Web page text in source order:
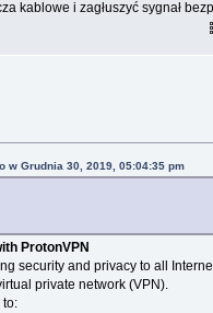
kablowe i zagłuszyć sygnał
w Grudnia 30, 2019, 05:04:35 pm
ProtonVPN
security and privacy to all
private network (VPN).
to: